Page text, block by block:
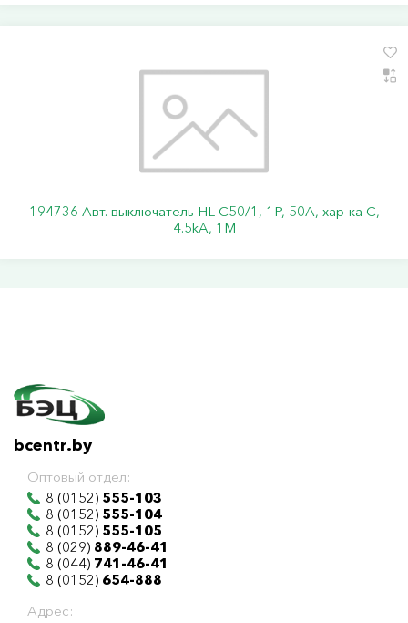
194736 Авт. выключатель HL-C50/1, 1P, 50A, хар-ка C,
4.5kA, 1M
bcentr.by
Оптовый отдел:
8 (0152) 555-103
8 (0152) 555-104
8 (0152) 555-105
8 (029) 889-46-41
8 (044) 741-46-41
8 (0152) 654-888
Адрес: